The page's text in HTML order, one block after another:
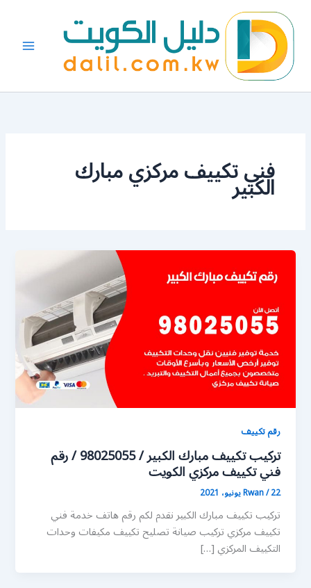
المحتوى
فني تكييف مركزي مبارك
الكبير
رقم تكييف
تركيب تكييف مبارك الكبير / 98025055 / رقم
فني تكييف مركزي الكويت
Rwan/22 يونيو، 2021
تركيب تكييف مبارك الكبير نقدم لكم رقم هاتف خدمة فني
تكييف مركزي تركيب صيانة تصليح تكييف مكيفات وحدات
التكييف المركزي […]